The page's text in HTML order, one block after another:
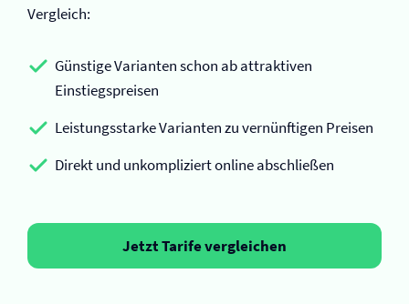
Vergleich:
Günstige Varianten schon ab attraktiven
Einstiegspreisen
Leistungsstarke Varianten zu vernünftigen Preisen
Direkt und unkompliziert online abschließen
Jetzt Tarife vergleichen